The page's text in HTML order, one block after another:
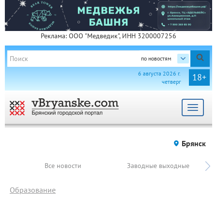
Реклама: ООО "Медведик", ИНН 3200007256
по новостям
18+
6 августа 2026 г.
четверг
Toggle
Брянск
Все новости Заводные выходные
Образование